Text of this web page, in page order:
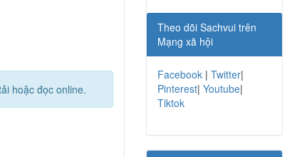
hoặc đọc online.
Theo dõi Sachvui trên
Mạng xã hội
Facebook | Twitter|
Pinterest| Youtube|
Tiktok